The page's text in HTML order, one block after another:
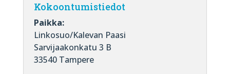
Kokoontumistiedot
Paikka:
Linkosuo/Kalevan Paasi
Sarvijaakonkatu 3 B
33540 Tampere